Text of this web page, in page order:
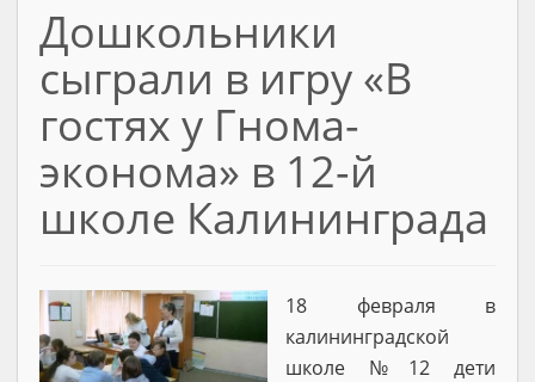
Дошкольники
сыграли в игру «В
гостях у Гнома-
эконома» в 12-й
школе Калининграда
18 февраля в
калининградской
школе №12 дети